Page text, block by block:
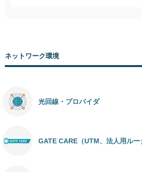
ネットワーク環境
光回線・プロバイダ
GATE CARE（UTM、法人用ルー